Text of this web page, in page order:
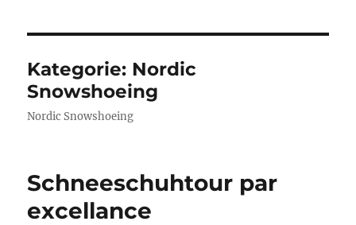
Kategorie: Nordic
Snowshoeing
Nordic Snowshoeing
Schneeschuhtour par
excellance